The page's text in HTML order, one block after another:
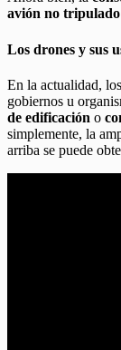
avión no tripulado
Los drones y sus
En la actualidad, los
gobiernos u
de edificación o
simplemente, la
arriba se puede